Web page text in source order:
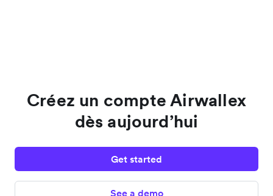
Créez un compte Airwallex
dès aujourd’hui
Get started
See a demo